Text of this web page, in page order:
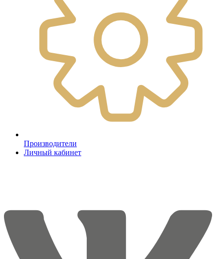
Производители
Личный кабинет